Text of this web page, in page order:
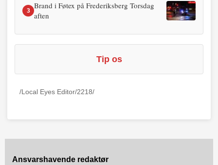
3
Brand i Føtex på Frederiksberg Torsdag
aften
Tip os
/Local Eyes Editor/2218/
Ansvarshavende redaktør